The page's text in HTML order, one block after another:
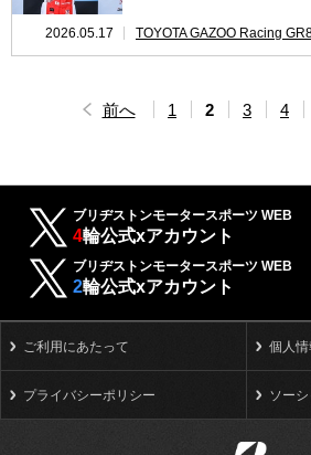
2026.05.17 TOYOTA GAZOO Racing
前へ 1 2 3 4
ブリヂストンモータースポーツ WEB
4輪公式xアカウント
ブリヂストンモータースポーツ WEB
2輪公式xアカウント
ご利用にあたって 個人
プライバシーポリシー ソー